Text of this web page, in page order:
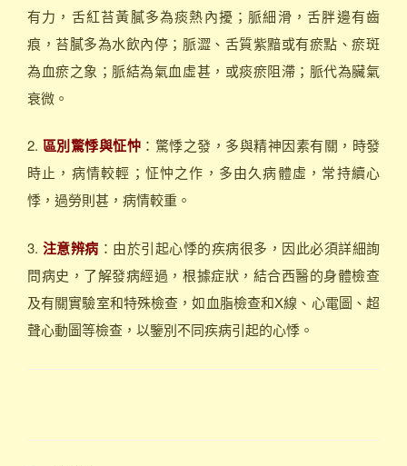
有力，舌紅苔黃膩多為痰熱內擾；脈細滑，舌胖邊有齒
痕，苔膩多為水飲內停；脈澀、舌質紫黯或有瘀點、瘀斑
為血瘀之象；脈結為氣血虛甚，或痰瘀阻滯；脈代為臟氣
衰微。
2. 區別驚悸與怔忡 ：驚悸之發，多與精神因素有關，時發
時止，病情較輕；怔忡之作，多由久病體虛，常持續心
悸，過勞則甚，病情較重。
3. 注意辨病 ：由於引起心悸的疾病很多，因此必須詳細詢
問病史，了解發病經過，根據症狀，結合西醫的身體檢查
及有關實驗室和特殊檢查，如血脂檢查和X線、心電圖、超
聲心動圖等檢查，以鑒別不同疾病引起的心悸。